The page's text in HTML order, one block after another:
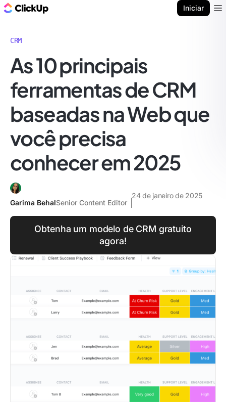
Iniciar
CRM
As 10 principais
ferramentas de CRM
baseadas na Web que
você precisa
conhecer em 2025
Garima BehalSenior Content Editor
24 de janeiro de 2025
Obtenha um modelo de CRM gratuito
agora!